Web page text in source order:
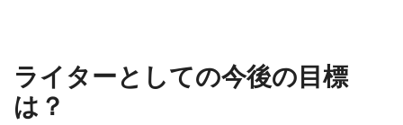
ライターとしての今後の目標
は？